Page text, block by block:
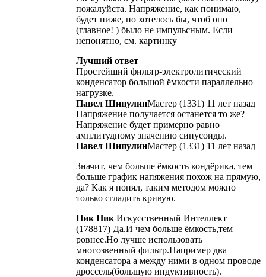
пожалуйста. Напряжение, как понимаю,
будет ниже, но хотелось бы, чтоб оно
(главное! ) было не импульсным. Если
непонятно, см. картинку
Лучший ответ
Простейший фильтр-электролитический
конденсатор большой ёмкости параллельно
нагрузке.
Павел ШипулинМастер (1331) 11 лет назад
Напряжение получается останется то же?
Напряжение будет примерно равно
амплитудному значению синусоиды.
Павел ШипулинМастер (1331) 11 лет назад
Значит, чем больше ёмкость кондёрика, тем
больше график напяжения похож на прямую,
да? Как я понял, таким методом можно
только сгладить кривую.
Ник Ник Искусственный Интеллект
(178817) Да.И чем больше ёмкость,тем
ровнее.Но лучше использовать
многозвенный фильтр.Например два
конденсатора а между ними в одном проводе
дроссель(большую индуктивность).